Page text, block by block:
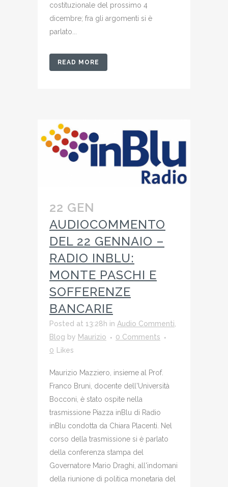
costituzionale del prossimo 4
dicembre; fra gli argomenti si è
parlato...
READ MORE
22 GEN
AUDIOCOMMENTO
DEL 22 GENNAIO –
RADIO INBLU:
MONTE PASCHI E
SOFFERENZE
BANCARIE
Posted at 13:28h in Audio Commenti
Blog by Maurizio
0 Comments
0
Likes
Maurizio Mazziero, insieme al Prof.
Franco Bruni, docente dell'Università
Bocconi, è stato ospite nella
trasmissione Piazza inBlu di Radio
inBlu condotta da Chiara Placenti. Nel
corso della trasmissione si è parlato
della conferenza stampa del
Governatore Mario Draghi, all'indomani
della riunione di politica monetaria del